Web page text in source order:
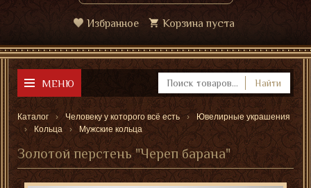
Избранное Корзина пуста
МЕНЮ Найти
Каталог Человеку у которого всё есть
Ювелирные украшения
Кольца
Мужские кольца
Золотой перстень "Череп барана"